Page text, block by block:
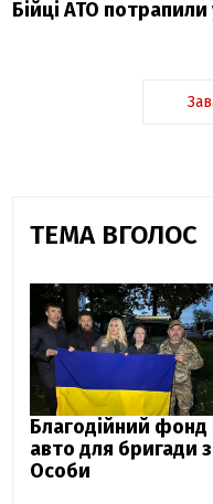
Бійці АТО потрапили
ТЕМА ВГОЛОС
Благодійний
авто для бригади
Особи